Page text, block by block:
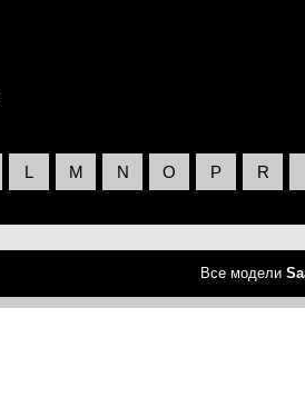
L M N O P R
Все модели